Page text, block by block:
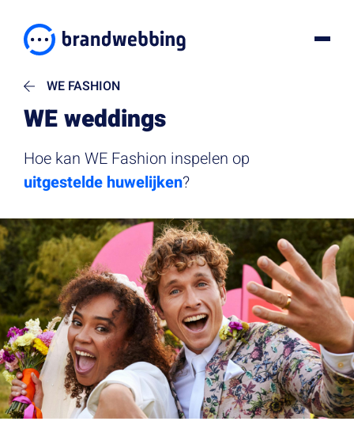
WE FASHION
WE weddings
Hoe kan WE Fashion inspelen op
uitgestelde huwelijken?